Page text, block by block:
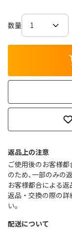
数量
返品上の注意
ご使用後のお客様
のため､一部のみの
お客様都合による
返品・交換の際の
い。
配送について